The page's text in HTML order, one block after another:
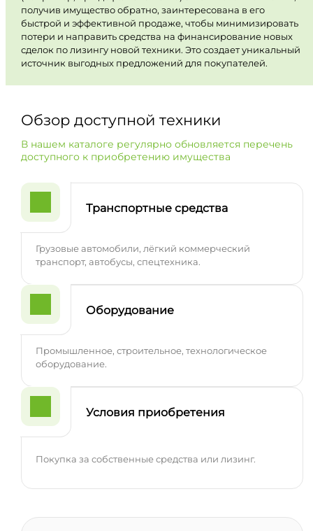
получив имущество обратно, заинтересована в его
быстрой и эффективной продаже, чтобы минимизировать
потери и направить средства на финансирование новых
сделок по лизингу новой техники. Это создает уникальный
источник выгодных предложений для покупателей.
Обзор доступной техники
В нашем каталоге регулярно обновляется перечень
доступного к приобретению имущества
Транспортные средства
Грузовые автомобили, лёгкий коммерческий
транспорт, автобусы, спецтехника.
Оборудование
Промышленное, строительное, технологическое
оборудование.
Условия приобретения
Покупка за собственные средства или лизинг.